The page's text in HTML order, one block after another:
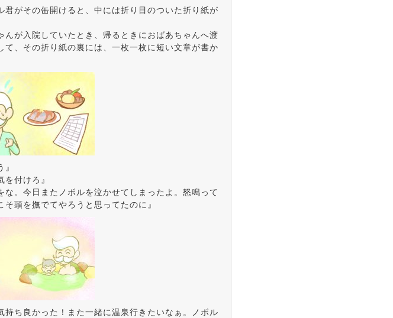
君がその缶開けると、中には折り目のついた折り紙が
が入院していたとき、帰るときにおばあちゃんへ渡
て、その折り紙の裏には、一枚一枚に短い文章が書か
付けろ』
な。今日またノボルを泣かせてしまったよ。怒鳴って
頭を撫でてやろうと思ってたのに』
持ち良かった！また一緒に温泉行きたいなぁ。ノボル